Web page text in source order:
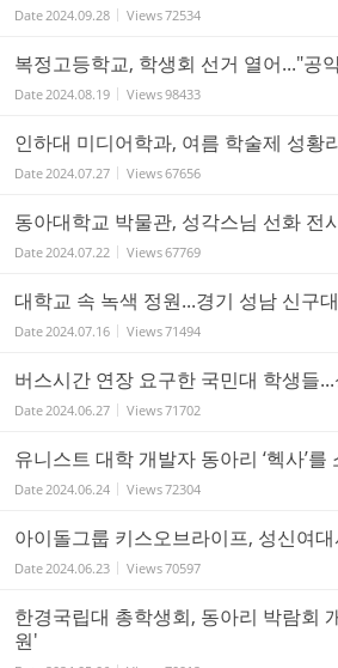
Date2024.09.28 Views72534
복정고등학교, 학생회 선거 열어..."공
Date2024.08.19 Views98433
인하대 미디어학과, 여름 학술제 성황
Date2024.07.27 Views67656
동아대학교 박물관, 성각스님 선화 전
Date2024.07.22 Views67769
대학교 속 녹색 정원...경기 성남 신구
Date2024.07.16 Views71494
버스시간 연장 요구한 국민대 학생들
Date2024.06.27 Views71702
유니스트 대학 개발자 동아리 ‘헥사’를
Date2024.06.24 Views72304
아이돌그룹 키스오브라이프, 성신여
Date2024.06.23 Views70597
한경국립대 총학생회, 동아리 박람회
원'